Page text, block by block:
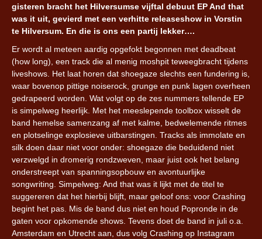
gisteren bracht het Hilversumse vijftal debuut EP And that
was it uit, gevierd met een verhitte releaseshow in Vorstin
te Hilversum. En die is ons een partij lekker….
Er wordt al meteen aardig opgefokt begonnen met deadbeat
(how long), een track die al menig moshpit teweegbracht tijdens
liveshows. Het laat horen dat shoegaze slechts een fundering is,
waar bovenop pittige noiserock, grunge en punk lagen overheen
gedrapeerd worden. Wat volgt op de zes nummers tellende EP
is simpelweg heerlijk. Met het meeslepende toolbox wisselt de
band hemelse samenzang af met kalme, bedwelemende ritmes
en plotselinge explosieve uitbarstingen. Tracks als immolate en
silk doen daar niet voor onder: shoegaze die beduidend niet
verzwelgd in dromerig rondzweven, maar juist ook het belang
onderstreept van spanningsopbouw en avontuurlijke
songwriting. Simpelweg: And that was it lijkt met de titel te
suggereren dat het hierbij blijft, maar geloof ons: voor Crashing
begint het pas. Mis de band dus niet en houd Popronde in de
gaten voor opkomende shows. Tevens doet de band in juli o.a.
Amsterdam en Utrecht aan, dus volg Crashing op Instagram